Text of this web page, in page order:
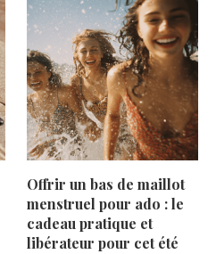
Offrir un bas de maillot
menstruel pour ado : le
cadeau pratique et
libérateur pour cet été